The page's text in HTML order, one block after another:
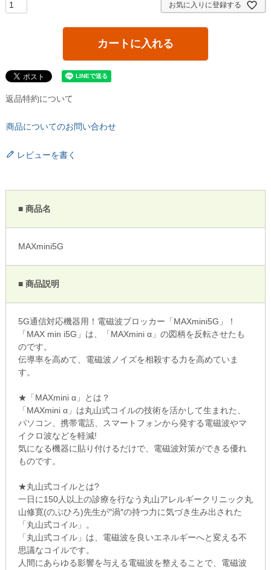
お気に入りに登録する
カートに入れる
返品特約について
商品についてのお問い合わせ
レビューを書く
■ 商品名
MAXmini5G
■ 商品説明
5G通信対応機器用！電磁波ブロッカー「MAXmini5G」！
「MAX min i5G」は、「MAXmini α」の図柄を反転させたも
のです。
伝導率を高めて、電磁波ノイズを相殺する力を高めていま
す。
★「MAXmini α」とは？
「MAXmini α」は丸山式コイルの技術を活かして生まれた、
パソコン、携帯電話、スマートフォンから発する電磁波やマ
イクロ波などを軽減!
気になる機器に貼り付けるだけで、電磁波対策ができる優れ
ものです。
★丸山式コイルとは?
一日に150人以上の診療を行なう丸山アレルギークリニック丸
山修寛(のぶひろ)先生が″渦″の持つ力に気づき生み出された
「丸山式コイル」。
「丸山式コイル」は、電磁波を良いエネルギーへと変える不
思議なコイルです。
人間にあらゆる影響を与える電磁波を整えることで、電磁波